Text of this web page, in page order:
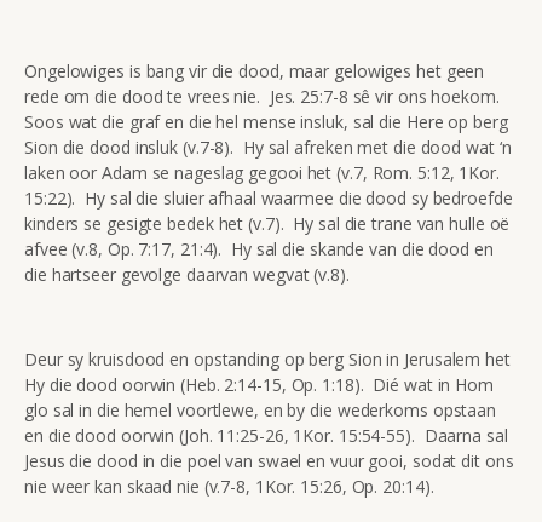
Ongelowiges is bang vir die dood, maar gelowiges het geen
rede om die dood te vrees nie. Jes. 25:7-8 sê vir ons hoekom.
Soos wat die graf en die hel mense insluk, sal die Here op berg
Sion die dood insluk (v.7-8). Hy sal afreken met die dood wat ‘n
laken oor Adam se nageslag gegooi het (v.7, Rom. 5:12, 1Kor.
15:22). Hy sal die sluier afhaal waarmee die dood sy bedroefde
kinders se gesigte bedek het (v.7). Hy sal die trane van hulle oë
afvee (v.8, Op. 7:17, 21:4). Hy sal die skande van die dood en
die hartseer gevolge daarvan wegvat (v.8).
Deur sy kruisdood en opstanding op berg Sion in Jerusalem het
Hy die dood oorwin (Heb. 2:14-15, Op. 1:18). Dié wat in Hom
glo sal in die hemel voortlewe, en by die wederkoms opstaan
en die dood oorwin (Joh. 11:25-26, 1Kor. 15:54-55). Daarna sal
Jesus die dood in die poel van swael en vuur gooi, sodat dit ons
nie weer kan skaad nie (v.7-8, 1Kor. 15:26, Op. 20:14).